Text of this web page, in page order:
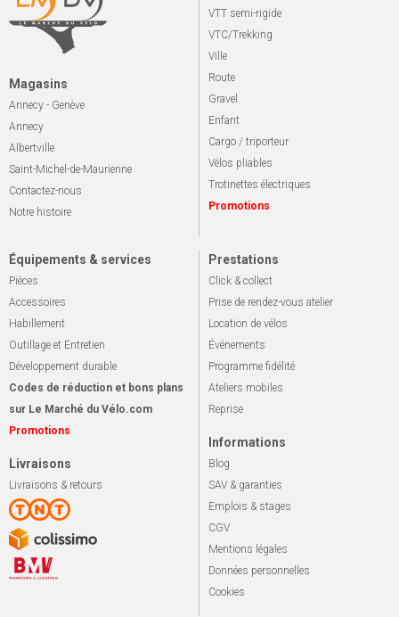
Magasins
Annecy - Genève
Annecy
Albertville
Saint-Michel-de-Maurienne
Contactez-nous
Notre histoire
VTT semi-rigide
VTC/Trekking
Ville
Route
Gravel
Enfant
Cargo / triporteur
Vélos pliables
Trotinettes électriques
Promotions
Équipements & services
Pièces
Accessoires
Habillement
Outillage et Entretien
Développement durable
Codes de réduction et bons plans
sur Le Marché du Vélo.com
Promotions
Livraisons
Livraisons & retours
Prestations
Click & collect
Prise de rendez-vous atelier
Location de vélos
Événements
Programme fidélité
Ateliers mobiles
Reprise
Informations
Blog
SAV & garanties
Emplois & stages
CGV
Mentions légales
Données personnelles
Cookies